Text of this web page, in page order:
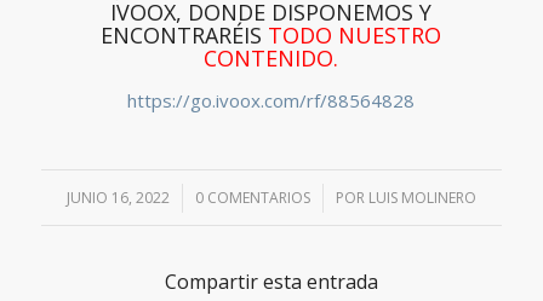
IVOOX, DONDE DISPONEMOS Y
ENCONTRARÉIS TODO NUESTRO
CONTENIDO.
https://go.ivoox.com/rf/88564828
JUNIO 16, 2022
/ 0 COMENTARIOS
/ POR LUIS MOLINERO
Compartir esta entrada